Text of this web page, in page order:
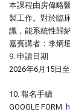
本課程由房偉略
製工作。對於臨
識，能系統性歸
嘉賓講者：李炳
9. 申請日期
2026年6月 15 日至
10. 報名手續
GOOGLE FORM